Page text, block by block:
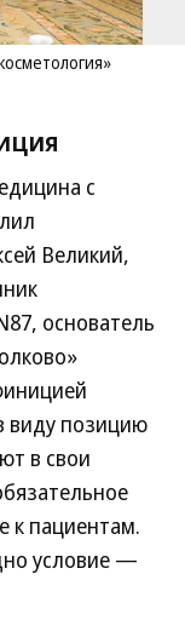
с
Великий,
основатель
виду позицию
в свои
к пациентам.
условие —